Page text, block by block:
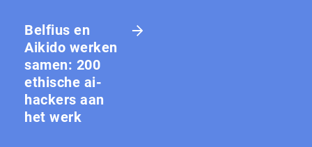
Belfius en
Aikido werken
samen: 200
ethische ai-
hackers aan
het werk